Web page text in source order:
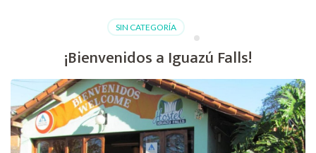
SIN CATEGORÍA
¡Bienvenidos a Iguazú Falls!